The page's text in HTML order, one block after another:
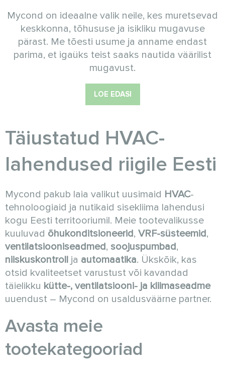
Mycond on ideaalne valik neile, kes muretsevad
keskkonna, tõhususe ja isikliku mugavuse
pärast. Me tõesti usume ja anname endast
parima, et igaüks teist saaks nautida väärilist
mugavust.
LOE EDASI
Täiustatud HVAC-
lahendused riigile Eesti
Mycond pakub laia valikut uusimaid HVAC-
tehnoloogiaid ja nutikaid sisekliima lahendusi
kogu Eesti territooriumil. Meie tootevalikusse
kuuluvad õhukonditsioneerid, VRF-süsteemid,
ventilatsiooniseadmed, soojuspumbad,
niiskuskontroll ja automaatika. Ükskõik, kas
otsid kvaliteetset varustust või kavandad
täielikku kütte-, ventilatsiooni- ja kliimaseadme
uuendust – Mycond on usaldusväärne partner.
Avasta meie
tootekategooriad